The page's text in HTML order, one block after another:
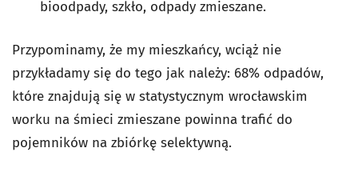
bioodpady, szkło, odpady zmieszane.
Przypominamy, że my mieszkańcy, wciąż nie
przykładamy się do tego jak należy: 68% odpadów,
które znajdują się w statystycznym wrocławskim
worku na śmieci zmieszane powinna trafić do
pojemników na zbiórkę selektywną.